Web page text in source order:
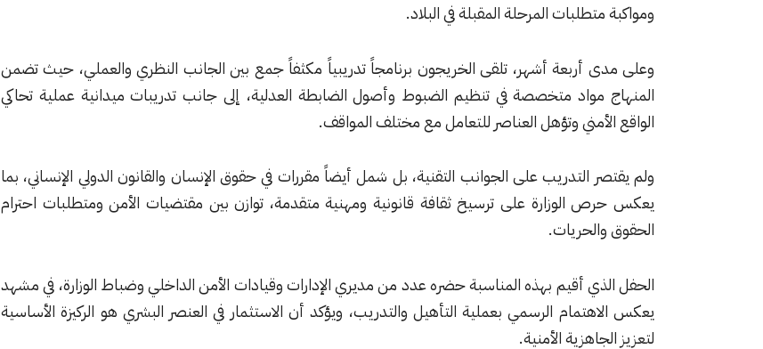
ومواكبة متطلبات المرحلة المقبلة في البلاد.
وعلى مدى أربعة أشهر، تلقى الخريجون برنامجاً تدريبياً مكثفاً جمع بين الجانب النظري والعملي، حيث تضمن
المنهاج مواد متخصصة في تنظيم الضبوط وأصول الضابطة العدلية، إلى جانب تدريبات ميدانية عملية تحاكي
الواقع الأمني وتؤهل العناصر للتعامل مع مختلف المواقف.
ولم يقتصر التدريب على الجوانب التقنية، بل شمل أيضاً مقررات في حقوق الإنسان والقانون الدولي الإنساني، بما
يعكس حرص الوزارة على ترسيخ ثقافة قانونية ومهنية متقدمة، توازن بين مقتضيات الأمن ومتطلبات احترام
الحقوق والحريات.
الحفل الذي أقيم بهذه المناسبة حضره عدد من مديري الإدارات وقيادات الأمن الداخلي وضباط الوزارة، في مشهد
يعكس الاهتمام الرسمي بعملية التأهيل والتدريب، ويؤكد أن الاستثمار في العنصر البشري هو الركيزة الأساسية
لتعزيز الجاهزية الأمنية.